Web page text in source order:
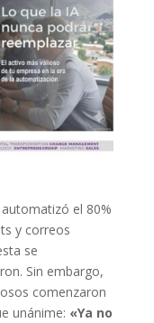
el 80%
y correos
se
Sin embargo,
comenzaron
unánime: «Ya no